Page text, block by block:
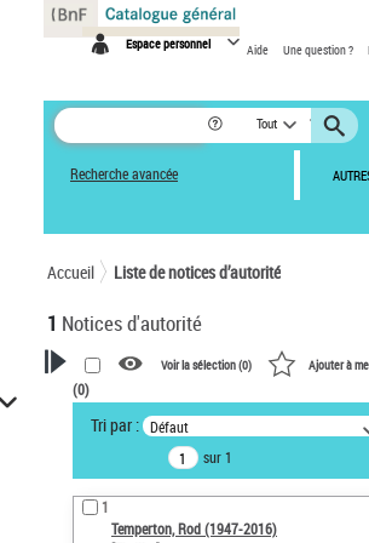
Espace personnel Aide Une question ?
Tout
Recherche avancée
Accueil Liste de notices d’autorité
1 Notices d'autorité
VOTRE RECHERCHE
Recherche avancée dans les
notices d’autorité
Œuvres liées à l'auteur :
Temperton, Rod (1947-2016)
Voir la sélection (0) Ajouter à
(0)
Tri par : Défaut
sur 1
1
Temperton, Rod (1947-2016)
Panneau de gestion des cookies